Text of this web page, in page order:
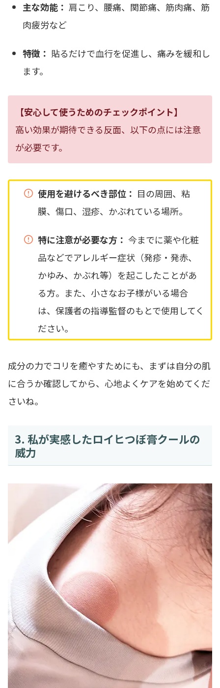
主な効能： 肩こり、腰痛、関節痛、筋肉痛、筋
肉疲労など
特徴： 貼るだけで血行を促進し、痛みを緩和し
ます。
【安心して使うためのチェックポイント】
高い効果が期待できる反面、以下の点には注意
が必要です。
使用を避けるべき部位： 目の周囲、粘
膜、傷口、湿疹、かぶれている場所。
特に注意が必要な方： 今までに薬や化粧
品などでアレルギー症状（発疹・発赤、
かゆみ、かぶれ等）を起こしたことがあ
る方。また、小さなお子様がいる場合
は、保護者の指導監督のもとで使用してく
ださい。
成分の力でコリを癒やすためにも、まずは自分の肌
に合うか確認してから、心地よくケアを始めてくだ
さいね。
3. 私が実感したロイヒつぼ膏クールの
威力